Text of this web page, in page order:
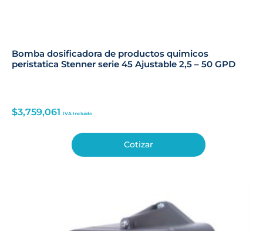
Bomba dosificadora de productos quimicos
peristatica Stenner serie 45 Ajustable 2,5 – 50 GPD
$3,759,061 IVA Incluido
Cotizar